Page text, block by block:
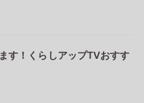
す！くらしアップTVおすす